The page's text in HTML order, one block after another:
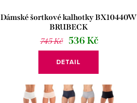
Dámské šortkové kalhotky BX10440W
BRUBECK
745 Kč
536 Kč
DETAIL